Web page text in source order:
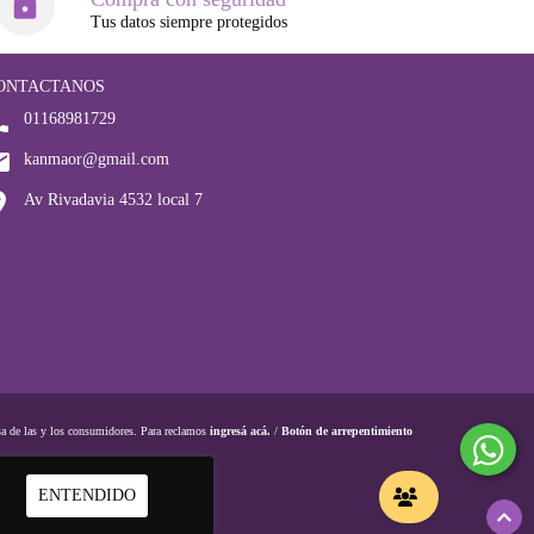
ENTENDIDO
Tus datos siempre protegidos
01168981729
kanmaor@gmail.com
Av Rivadavia 4532 local 7
de las y los consumidores. Para reclamos ingresá acá. / Botón de arrepentimiento